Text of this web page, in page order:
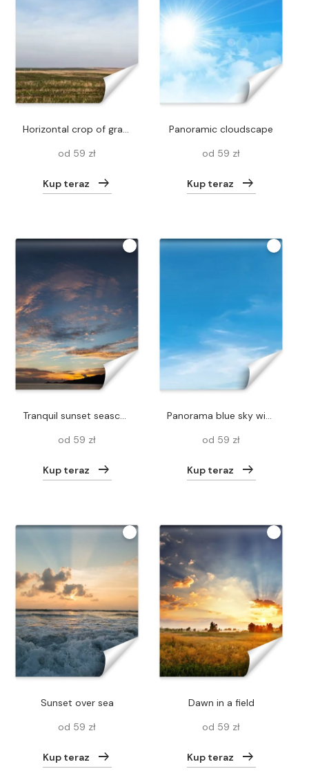
horizontal crop of grassy lawn against blue sky with clouds
od 59 zł
Kup teraz
Panoramic cloudscape
od 59 zł
Kup teraz
tranquil sunset seascape under cloudy sky
od 59 zł
Kup teraz
panorama blue sky with cloud and sunshine background
od 59 zł
Kup teraz
sunset over sea
od 59 zł
Kup teraz
Dawn in a field
od 59 zł
Kup teraz